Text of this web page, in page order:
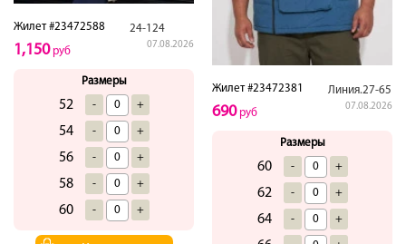
Жилет #23472588 24-124
07.08.2026
1,150руб
Размеры
52 - +
54 - +
56 - +
58 - +
60 - +
Жилет #23472381 Линия.27-65
07.08.2026
690руб
Размеры
60 - +
62 - +
64 - +